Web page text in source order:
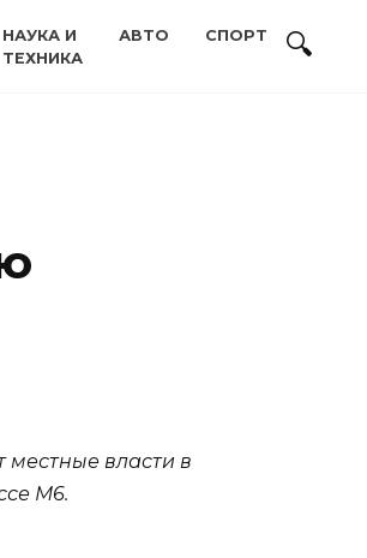
НАУКА И
ТЕХНИКА
АВТО СПОРТ
местные власти в
М6.